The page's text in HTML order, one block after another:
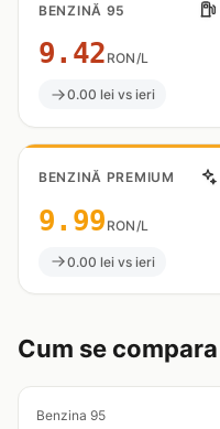
BENZINĂ 95
9.42 RON/L
0.00 lei vs ieri
BENZINĂ PREMIUM
9.99 RON/L
0.00 lei vs ieri
Cum se
Benzina 95